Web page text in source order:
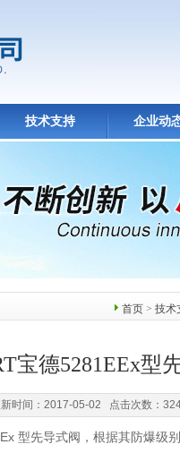
技术支持 企业动
首页 > 技术
宝德5281EEx型
时间：2017-05-02 点击次数：
型先导式阀，根据其防爆级